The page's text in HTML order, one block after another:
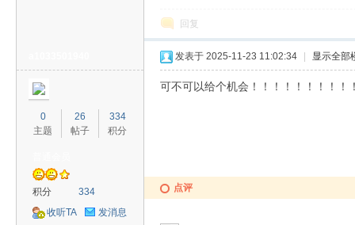
回复
0
主题
26
帖子
334
积分
积分
334
收听TA
发消息
发表于 2025-11-23 11:02:34 显示全部
可不可以给个机会！！！！！！！！！
点评